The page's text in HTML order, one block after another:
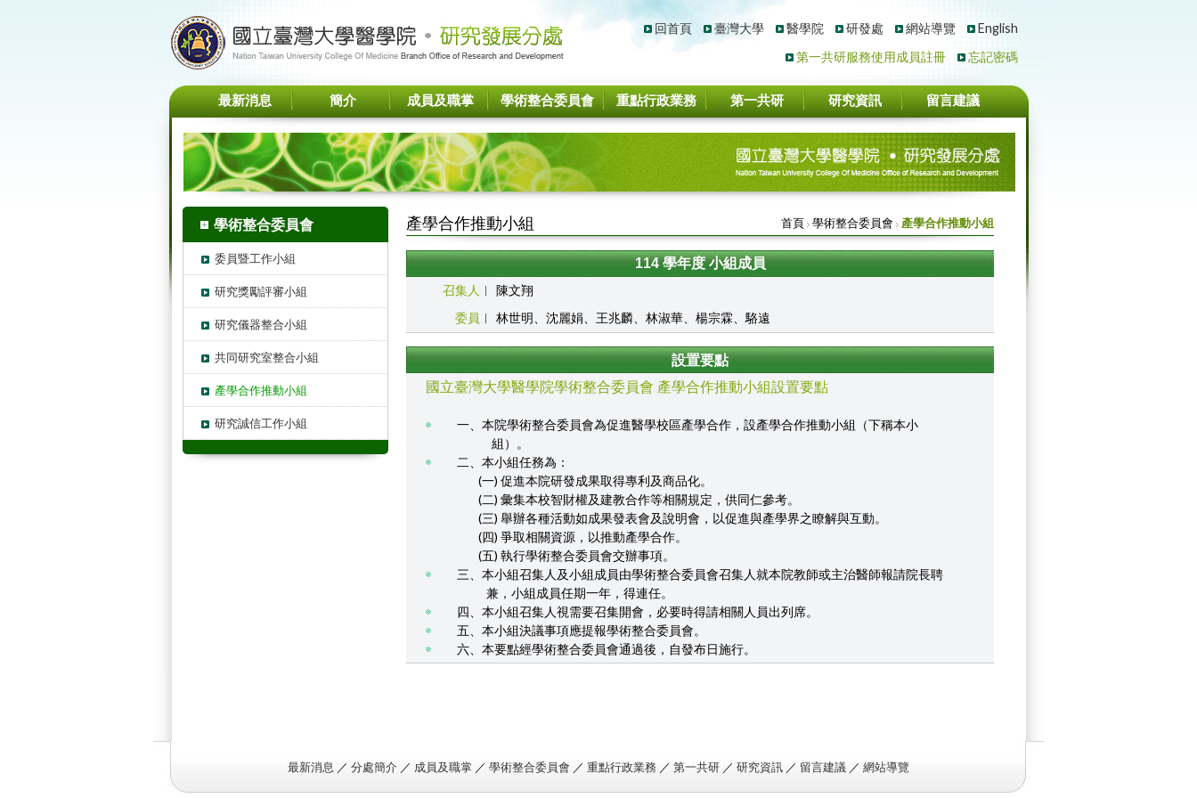
回首頁 臺灣大學 醫學院 研發處 網站導覽
English
第一共研服務使用成員註冊
忘記密碼
最新消息 簡介 成員及職掌 學術整合委員會 重點行政業務 第一共研 研究資訊 留言建議
學術整合委員會
委員暨工作小組
研究獎勵評審小組
研究儀器整合小組
共同研究室整合小組
產學合作推動小組
研究誠信工作小組
首頁 學術整合委員會 產學合作推動小組
產學合作推動小組
114 學年度 小組成員
召集人 陳文翔
委員 林世明、沈麗娟、王兆麟、林淑華、楊宗霖、駱遠
設置要點
國立臺灣大學醫學院學術整合委員會 產學合作推動小組設置要點
一、本院學術整合委員會為促進醫學校區產學合作，設產學合作推動小組（下稱本小
組）。
二、本小組任務為：
(一) 促進本院研發成果取得專利及商品化。
(二) 彙集本校智財權及建教合作等相關規定，供同仁參考。
(三) 舉辦各種活動如成果發表會及說明會，以促進與產學界之瞭解與互動。
(四) 爭取相關資源，以推動產學合作。
(五) 執行學術整合委員會交辦事項。
三、本小組召集人及小組成員由學術整合委員會召集人就本院教師或主治醫師報請院長聘
兼，小組成員任期一年，得連任。
四、本小組召集人視需要召集開會，必要時得請相關人員出列席。
五、本小組決議事項應提報學術整合委員會。
六、本要點經學術整合委員會通過後，自發布日施行。
最新消息 ／ 分處簡介 ／ 成員及職掌 ／ 學術整合委員會 ／ 重點行政業務 ／ 第一共研 ／ 研究資訊 ／ 留言建議 ／ 網站導覽